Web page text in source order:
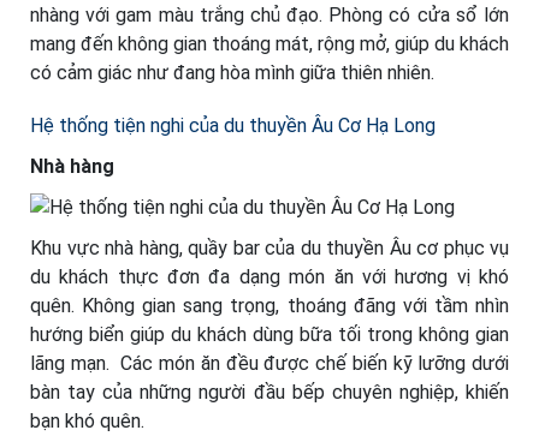
nhàng với gam màu trắng chủ đạo. Phòng có cửa sổ lớn
mang đến không gian thoáng mát, rộng mở, giúp du khách
có cảm giác như đang hòa mình giữa thiên nhiên.
Hệ thống tiện nghi của du thuyền Âu Cơ Hạ Long
Nhà hàng
Khu vực nhà hàng, quầy bar của du thuyền Âu cơ phục vụ
du khách thực đơn đa dạng món ăn với hương vị khó
quên. Không gian sang trọng, thoáng đãng với tầm nhìn
hướng biển giúp du khách dùng bữa tối trong không gian
lãng mạn. Các món ăn đều được chế biến kỹ lưỡng dưới
bàn tay của những người đầu bếp chuyên nghiệp, khiến
bạn khó quên.